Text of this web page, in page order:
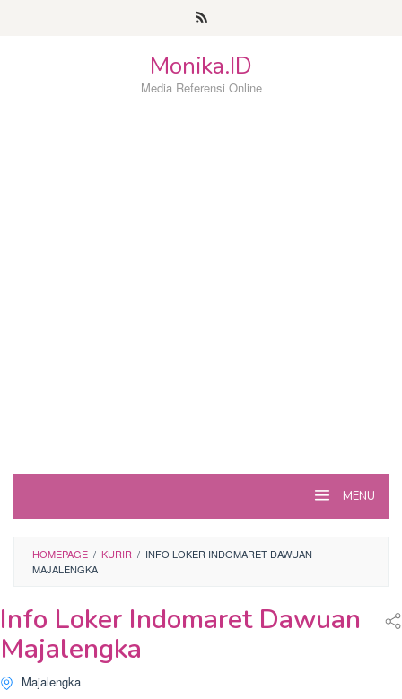
Monika.ID
Media Referensi Online
MENU
HOMEPAGE / KURIR / INFO LOKER INDOMARET DAWUAN
MAJALENGKA
Info Loker Indomaret Dawuan
Majalengka
Majalengka